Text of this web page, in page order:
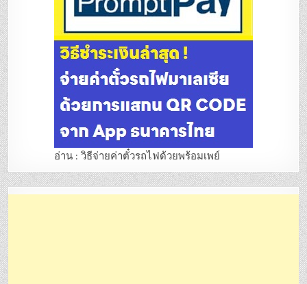
อ่าน : วิธีจ่ายค่าตั๋วรถไฟด้วยพร้อมเพย์